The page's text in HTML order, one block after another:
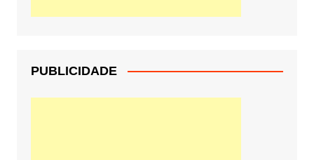
PUBLICIDADE